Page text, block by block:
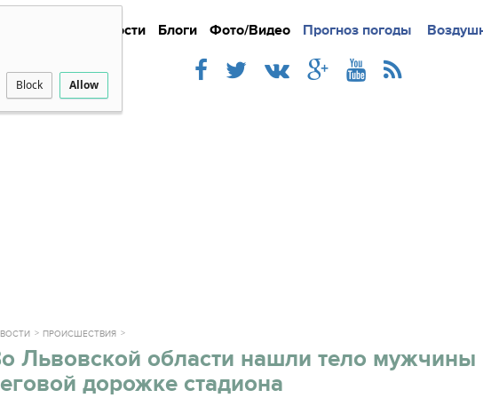
Block Allow
Новости Блоги Фото/Видео Прогноз погоды
Подробно Новости
ПРОИСШЕСТВИЯ
Львовской области нашли тело мужчины
дорожке стадиона